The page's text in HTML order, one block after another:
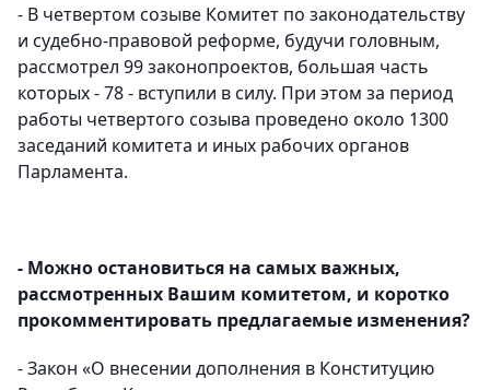
- В четвертом созыве Комитет по законодательству
и судебно-правовой реформе, будучи головным,
рассмотрел 99законопроектов, большая часть
которых - 78 - вступили в силу. При этом за период
работы четвертого созыва проведено около 1300
заседаний комитета и иных рабочих органов
Парламента.
- Можно остановиться на самых важных,
рассмотренных Вашим комитетом, и коротко
прокомментировать предлагаемые изменения?
- Закон «О внесении дополнения в Конституцию